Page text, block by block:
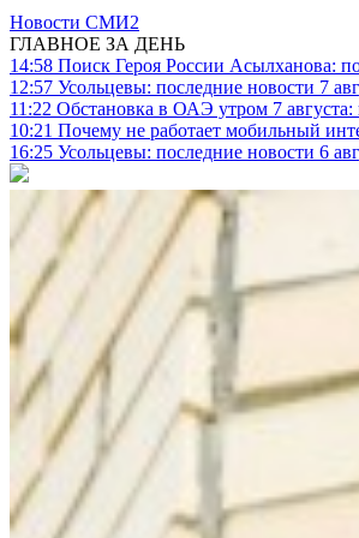
Новости СМИ2
ГЛАВНОЕ ЗА ДЕНЬ
14:58 Поиск Героя России Асылханова:
12:57 Усольцевы: последние новости 7
11:22 Обстановка в ОАЭ утром 7
10:21 Почему не работает мобильный
16:25 Усольцевы: последние новости 6